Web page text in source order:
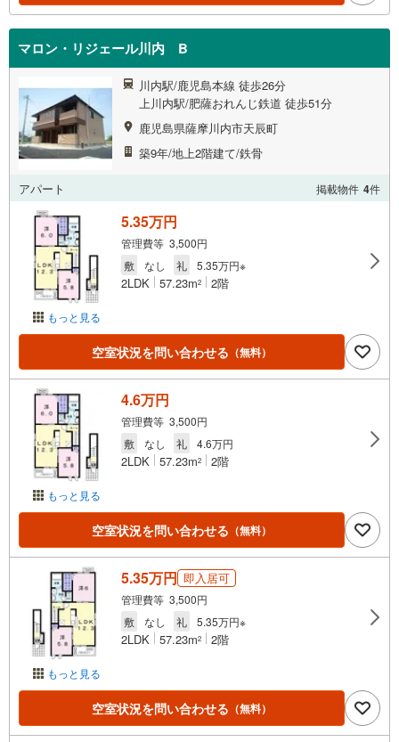
マロン・リジェール川内 B
川内駅/鹿児島本線 徒歩26分
上川内駅/肥薩おれんじ鉄道 徒歩51分
鹿児島県薩摩川内市天辰町
築9年/地上2階建て/鉄骨
アパート 掲載物件 4件
もっと見る
5.35万円
管理費等 3,500円
敷
なし 礼 5.35万円※
2LDK 57.23m2 2階
空室状況を問い合わせる （無料）
もっと見る
4.6万円
管理費等 3,500円
敷
なし 礼 4.6万円
2LDK 57.23m2 2階
空室状況を問い合わせる （無料）
もっと見る
5.35万円 即入居可
管理費等 3,500円
敷
なし 礼 5.35万円※
2LDK 57.23m2 2階
空室状況を問い合わせる （無料）